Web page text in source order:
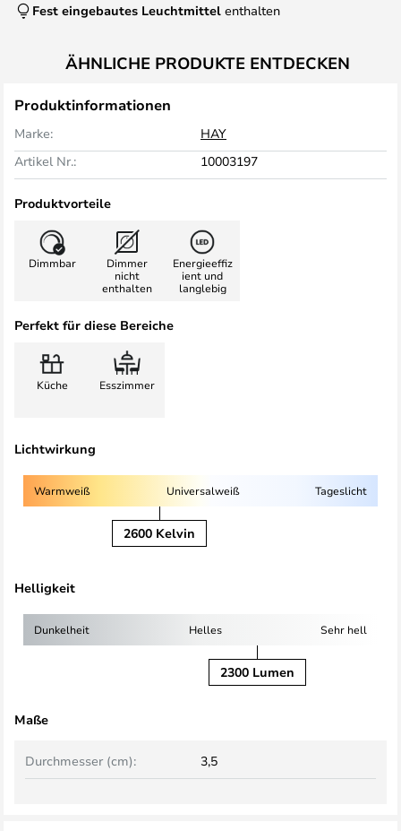
Fest eingebautes Leuchtmittel enthalten
ÄHNLICHE PRODUKTE ENTDECKEN
Produktinformationen
Marke:
HAY
Artikel Nr.:
10003197
Produktvorteile
Dimmbar
Dimmer
nicht
enthalten
Energieeffiz
ient und
langlebig
Perfekt für diese Bereiche
Küche Esszimmer
Lichtwirkung
Warmweiß Universalweiß Tageslicht
2600 Kelvin
Helligkeit
Dunkelheit Helles Sehr hell
2300 Lumen
Maße
Durchmesser (cm): 3,5